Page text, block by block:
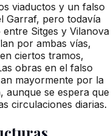
viaductos y un falso
Garraf, pero todavía
Sitges y Vilanova
por ambas vías,
ciertos tramos,
obras en el falso
mayormente por la
aunque se espera que
circulaciones diarias.